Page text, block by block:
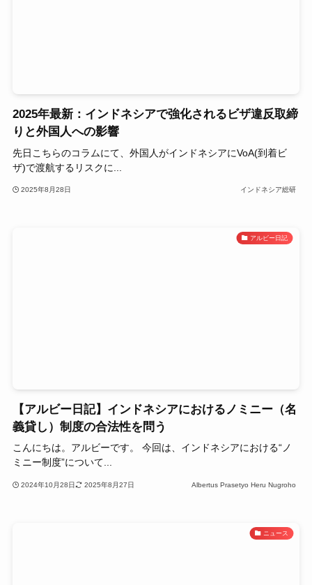
2025年最新：インドネシアで強化されるビザ違反取締
りと外国人への影響
先日こちらのコラムにて、外国人がインドネシアにVoA(到着ビ
ザ)で渡航するリスクに...
2025年8月28日 インドネシア総研
アルビー日記
【アルビー日記】インドネシアにおけるノミニー（名
義貸し）制度の合法性を問う
こんにちは。アルビーです。 今回は、インドネシアにおける“ノ
ミニー制度”について...
2024年10月28日 2025年8月27日 Albertus Prasetyo Heru Nugroho
ニュース